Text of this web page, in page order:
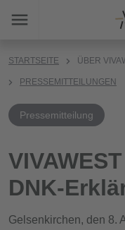
STARTSEITE ÜBER
PRESSEMITTEILUNGEN
Pressemitteilung
DNK-
Gelsenkirchen, den 8.